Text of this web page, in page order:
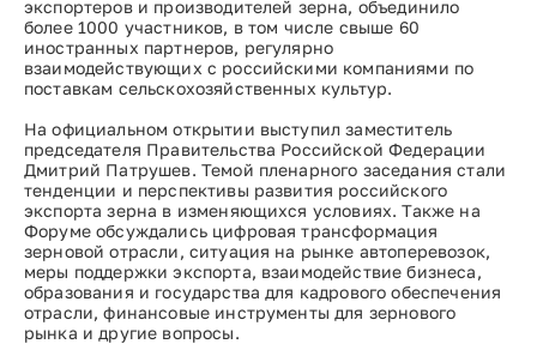
экспортеров и производителей зерна, объединило
более 1000 участников, в том числе свыше 60
иностранных партнеров, регулярно
взаимодействующих с российскими компаниями по
поставкам сельскохозяйственных культур.
На официальном открытии выступил заместитель
председателя Правительства Российской Федерации
Дмитрий Патрушев. Темой пленарного заседания стали
тенденции и перспективы развития российского
экспорта зерна в изменяющихся условиях. Также на
Форуме обсуждались цифровая трансформация
зерновой отрасли, ситуация на рынке автоперевозок,
меры поддержки экспорта, взаимодействие бизнеса,
образования и государства для кадрового обеспечения
отрасли, финансовые инструменты для зернового
рынка и другие вопросы.